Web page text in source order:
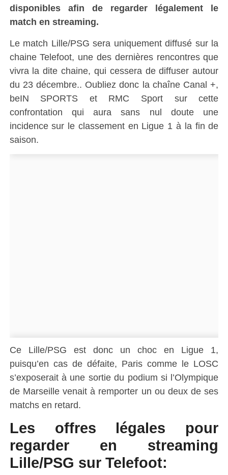
disponibles afin de regarder légalement le
match en streaming.
Le match Lille/PSG sera uniquement diffusé sur la
chaine Telefoot, une des dernières rencontres que
vivra la dite chaine, qui cessera de diffuser autour
du 23 décembre.. Oubliez donc la chaîne Canal +,
beIN SPORTS et RMC Sport sur cette
confrontation qui aura sans nul doute une
incidence sur le classement en Ligue 1 à la fin de
saison.
Ce Lille/PSG est donc un choc en Ligue 1,
puisqu’en cas de défaite, Paris comme le LOSC
s’exposerait à une sortie du podium si l’Olympique
de Marseille venait à remporter un ou deux de ses
matchs en retard.
Les offres légales pour
regarder en streaming
Lille/PSG sur Telefoot: